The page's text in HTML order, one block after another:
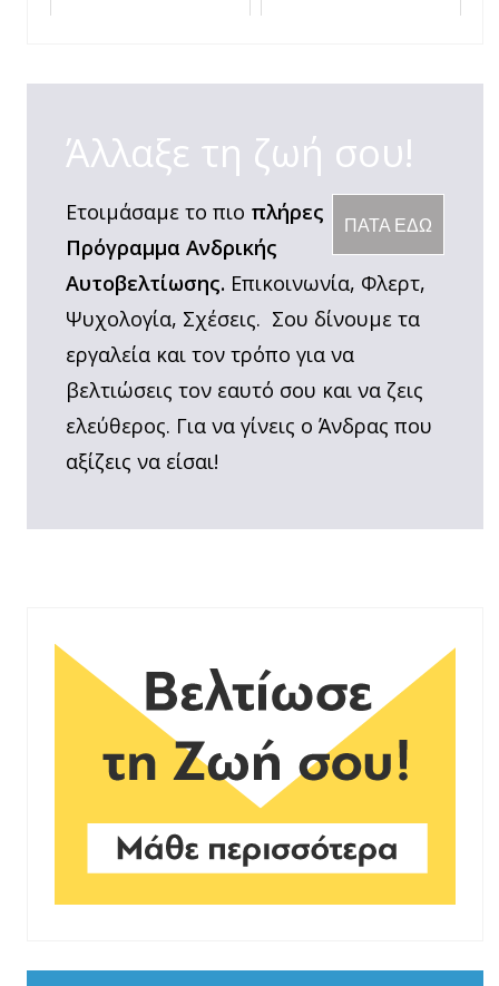
Άλλαξε τη ζωή σου!
ΠΑΤΑ ΕΔΩ
Ετοιμάσαμε το πιο πλήρες
Πρόγραμμα Ανδρικής
Αυτοβελτίωσης. Επικοινωνία, Φλερτ,
Ψυχολογία, Σχέσεις. Σου δίνουμε τα
εργαλεία και τον τρόπο για να
βελτιώσεις τον εαυτό σου και να ζεις
ελεύθερος. Για να γίνεις ο Άνδρας που
αξίζεις να είσαι!